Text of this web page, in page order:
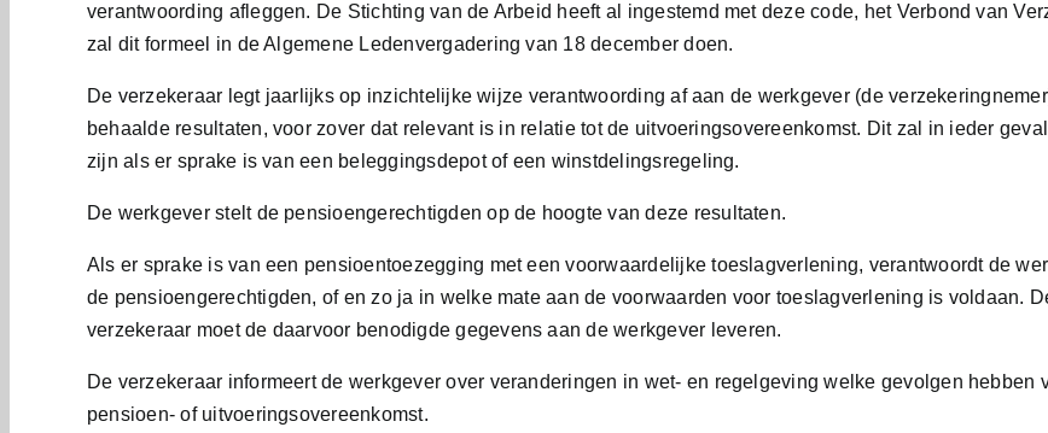
verantwoording afleggen. De Stichting van de Arbeid heeft al ingestemd met deze code, het Verbond van
zal dit formeel in de Algemene Ledenvergadering van 18 december doen.
De verzekeraar legt jaarlijks op inzichtelijke wijze verantwoording af aan de werkgever (de
behaalde resultaten, voor zover dat relevant is in relatie tot de uitvoeringsovereenkomst. Dit zal in ieder
zijn als er sprake is van een beleggingsdepot of een winstdelingsregeling.
De werkgever stelt de pensioengerechtigden op de hoogte van deze resultaten.
Als er sprake is van een pensioentoezegging met een voorwaardelijke toeslagverlening, verantwoordt de
de pensioengerechtigden, of en zo ja in welke mate aan de voorwaarden voor toeslagverlening is voldaan.
verzekeraar moet de daarvoor benodigde gegevens aan de werkgever leveren.
De verzekeraar informeert de werkgever over veranderingen in wet- en regelgeving welke gevolgen hebben
pensioen- of uitvoeringsovereenkomst.